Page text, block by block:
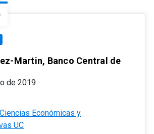
Martin, Banco Central de
de 2019
Económicas y
UC